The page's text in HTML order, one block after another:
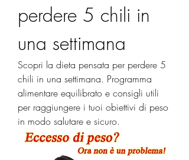
perdere 5 chili in
una settimana
Scopri la dieta pensata per perdere 5
chili in una settimana. Programma
alimentare equilibrato e consigli utili
per raggiungere i tuoi obiettivi di peso
in modo salutare e sicuro.